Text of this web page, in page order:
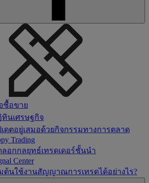
ซื้อขาย
ทินเศรษฐกิจ
ดตอยู่เสมอด้วยกิจกรรมทางการตลาด
Trading
ลอกกลยุทธ์เทรดเดอร์ชั้นนำ
Center
มต้นใช้งานสัญญาณการเทรดได้อย่างไร?